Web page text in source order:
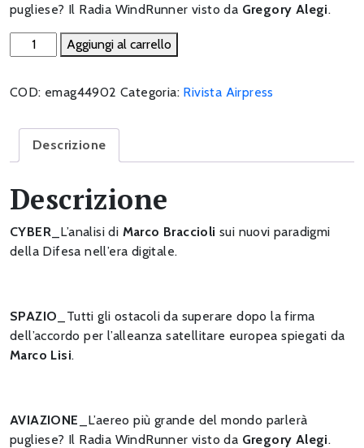
pugliese? Il Radia WindRunner visto da Gregory Alegi.
Sub-
Mare
quantità
Aggiungi al carrello
COD: emag44902 Categoria: Rivista Airpress
Descrizione
Descrizione
CYBER _L’analisi di Marco Braccioli sui nuovi paradigmi
della Difesa nell’era digitale.
SPAZIO _Tutti gli ostacoli da superare dopo la firma
dell’accordo per l’alleanza satellitare europea spiegati da
Marco Lisi.
AVIAZIONE _L’aereo più grande del mondo parlerà
pugliese? Il Radia WindRunner visto da Gregory Alegi.